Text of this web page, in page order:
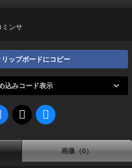
ミンサ
ップボードにコピー
込みコード表示
画像（0）